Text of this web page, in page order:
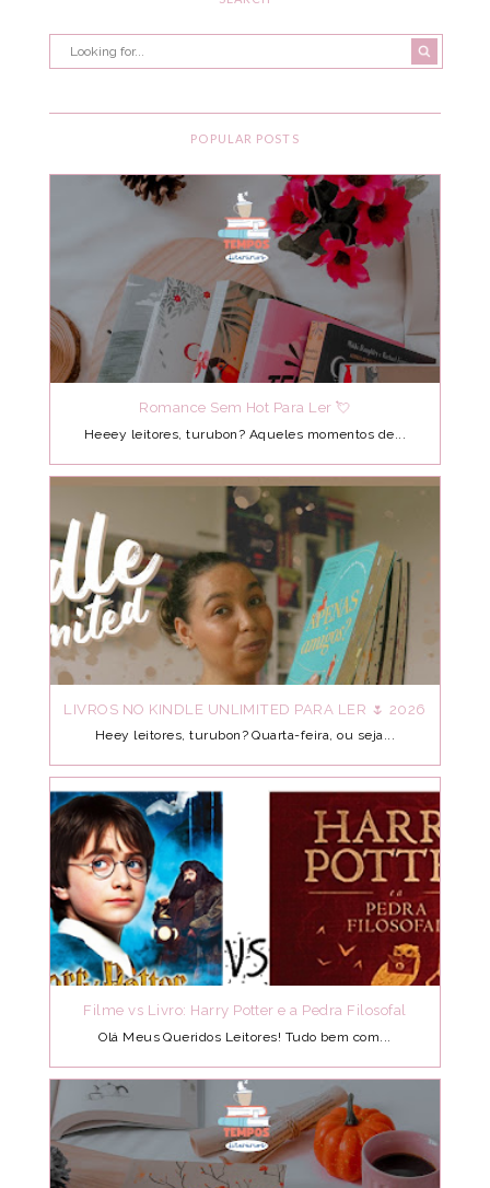
POPULAR POSTS
Romance Sem Hot Para Ler 💘
Heeey leitores, turubon? Aqueles momentos de...
LIVROS NO KINDLE UNLIMITED PARA LER 🌷 2026
Heey leitores, turubon? Quarta-feira, ou seja...
Filme vs Livro: Harry Potter e a Pedra Filosofal
Olá Meus Queridos Leitores! Tudo bem com...